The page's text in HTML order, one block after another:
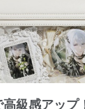
級感アップ